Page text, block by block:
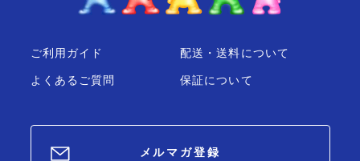
ご利用ガイド
よくあるご質問
配送・送料について
保証について
メルマガ登録